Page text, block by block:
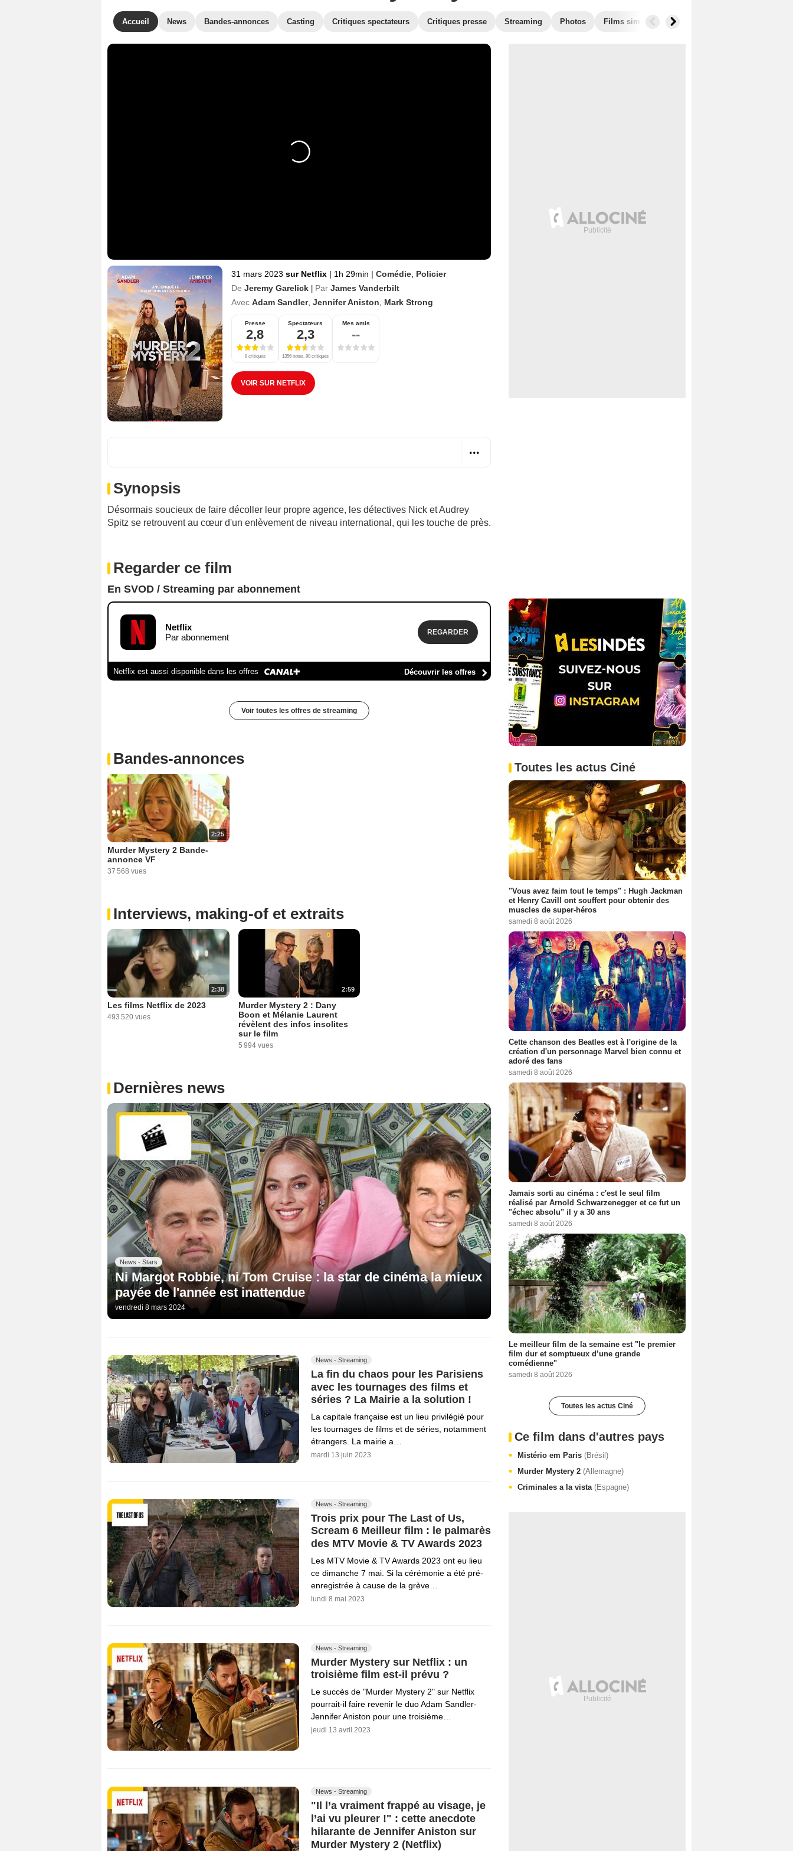
Accueil News Bandes-annonces Casting Critiques spectateurs Critiques presse Streaming Photos Films similaires
31 mars 2023 sur Netflix | 1h 29min | Comédie Policier
De Jeremy Garelick | Par James Vanderbilt
Avec Adam Sandler, Jennifer Aniston Mark Strong
Presse
2,8
8 critiques
Spectateurs
2,3
1356 notes, 90 critiques
Mes amis
--
VOIR SUR NETFLIX
Synopsis
Désormais soucieux de faire décoller leur propre agence, les détectives Nick et Audrey
Spitz se retrouvent au cœur d'un enlèvement de niveau international, qui les touche de près.
Regarder ce film
En SVOD / Streaming par abonnement
Netflix
Par abonnement
REGARDER
Netflix est aussi disponible dans les offres Découvrir les offres
Voir toutes les offres de streaming
Bandes-annonces
2:25
Murder Mystery 2 Bande-
annonce VF
37 568 vues
Interviews, making-of et extraits
2:38
Les films Netflix de 2023
493 520 vues
2:59
Murder Mystery 2 : Dany
Boon et Mélanie Laurent
révèlent des infos insolites
sur le film
5 994 vues
Dernières news
News - Stars
Ni Margot Robbie, ni Tom Cruise : la star de cinéma la mieux
payée de l'année est inattendue
vendredi 8 mars 2024
News - Streaming
La fin du chaos pour les Parisiens
avec les tournages des films et
séries ? La Mairie a la solution !
La capitale française est un lieu privilégié pour
les tournages de films et de séries, notamment
étrangers. La mairie a…
mardi 13 juin 2023
News - Streaming
Trois prix pour The Last of Us,
Scream 6 Meilleur film : le palmarès
des MTV Movie & TV Awards 2023
Les MTV Movie & TV Awards 2023 ont eu lieu
ce dimanche 7 mai. Si la cérémonie a été pré-
enregistrée à cause de la grève…
lundi 8 mai 2023
News - Streaming
Murder Mystery sur Netflix : un
troisième film est-il prévu ?
Le succès de "Murder Mystery 2" sur Netflix
pourrait-il faire revenir le duo Adam Sandler-
Jennifer Aniston pour une troisième…
jeudi 13 avril 2023
News - Streaming
"Il l’a vraiment frappé au visage, je
l’ai vu pleurer !" : cette anecdote
hilarante de Jennifer Aniston sur
Murder Mystery 2 (Netflix)
Toutes les actus Ciné
"Vous avez faim tout le temps" : Hugh Jackman
et Henry Cavill ont souffert pour obtenir des
muscles de super-héros
samedi 8 août 2026
Cette chanson des Beatles est à l'origine de la
création d'un personnage Marvel bien connu et
adoré des fans
samedi 8 août 2026
Jamais sorti au cinéma : c'est le seul film
réalisé par Arnold Schwarzenegger et ce fut un
"échec absolu" il y a 30 ans
samedi 8 août 2026
Le meilleur film de la semaine est "le premier
film dur et somptueux d’une grande
comédienne"
samedi 8 août 2026
Toutes les actus Ciné
Ce film dans d'autres pays
Mistério em Paris (Brésil)
Murder Mystery 2 (Allemagne)
Criminales a la vista (Espagne)